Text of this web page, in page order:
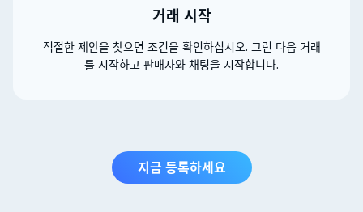
거래 시작
적절한 제안을 찾으면 조건을 확인하십시오. 그런 다음 거래
를 시작하고 판매자와 채팅을 시작합니다.
지금 등록하세요